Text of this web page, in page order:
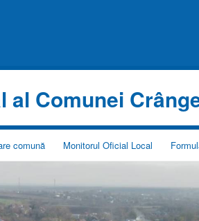
al Comunei
comună Monitorul Oficial Local